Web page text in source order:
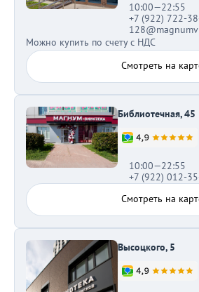
10:00—22:55
+7 (922) 722-
Можно купить по счету с НДС
Смотреть на
Библиотечная, 45
10:00—22:55
+7 (922) 012-
Смотреть на
Высоцкого, 5